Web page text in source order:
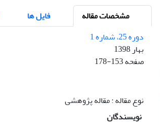
مشخصات مقاله فایل ها
دوره 25، شماره 1
بهار 1398
صفحه178-153
نوع مقاله : مقاله پژوهشی
نویسندگان